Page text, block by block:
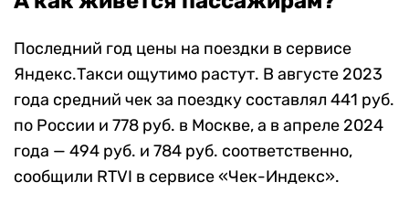
Последний год цены на поездки в сервисе
Яндекс.Такси ощутимо растут. В августе 2023
года средний чек за поездку составлял 441 руб.
по России и 778 руб. в Москве, а в апреле 2024
года — 494 руб. и 784 руб. соответственно,
сообщили RTVI в сервисе «Чек-Индекс».